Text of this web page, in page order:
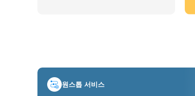
원스톱 서비스